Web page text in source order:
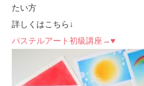
たい方
詳しくはこちら↓
パステルアート初級講座→♥